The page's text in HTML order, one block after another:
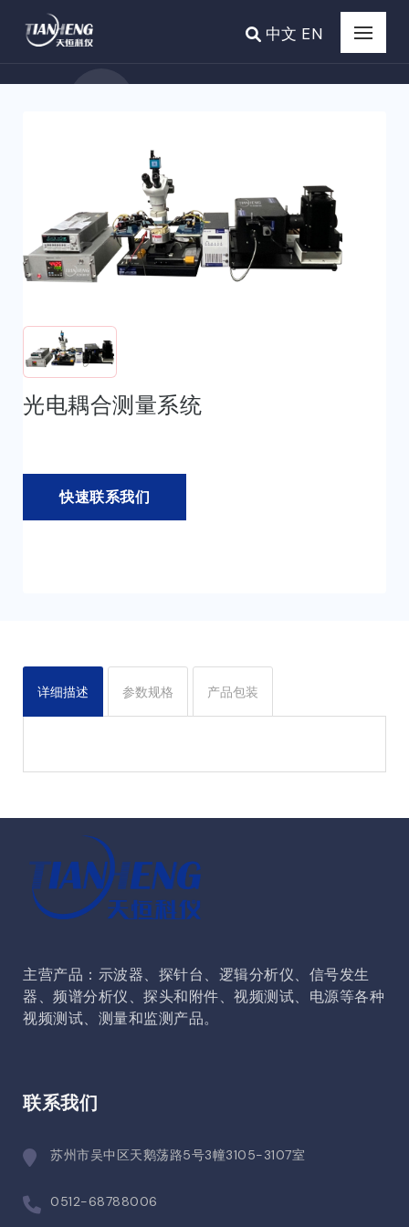
中文 EN
光电耦合测量系统
快速联系我们
详细描述 参数规格 产品包装
主营产品：示波器、探针台、逻辑分析仪、信号发生
器、频谱分析仪、探头和附件、视频测试、电源等各种
视频测试、测量和监测产品。
联系我们
苏州市吴中区天鹅荡路5号3幢3105-3107室
0512-68788006